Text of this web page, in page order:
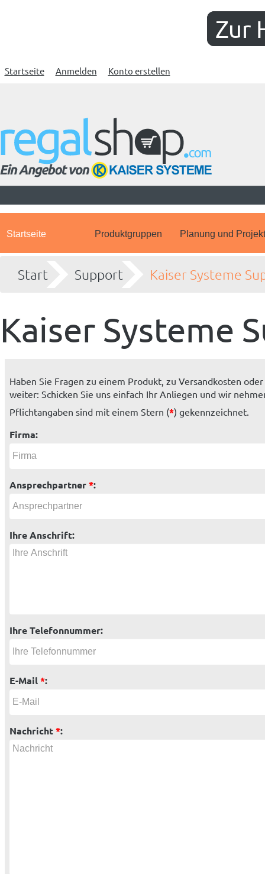
Zur
Startseite Anmelden Konto erstellen
Startseite Produktgruppen Planung und
Start Support Kaiser Systeme
Kaiser Systeme
Haben Sie Fragen zu einem Produkt, zu Versandkosten
weiter: Schicken Sie uns einfach Ihr Anliegen und wir
Pflichtangaben sind mit einem Stern (*) gekennzeichnet.
Firma:
Ansprechpartner*:
Ihre Anschrift:
Ihre Telefonnummer:
E-Mail*:
Nachricht*: